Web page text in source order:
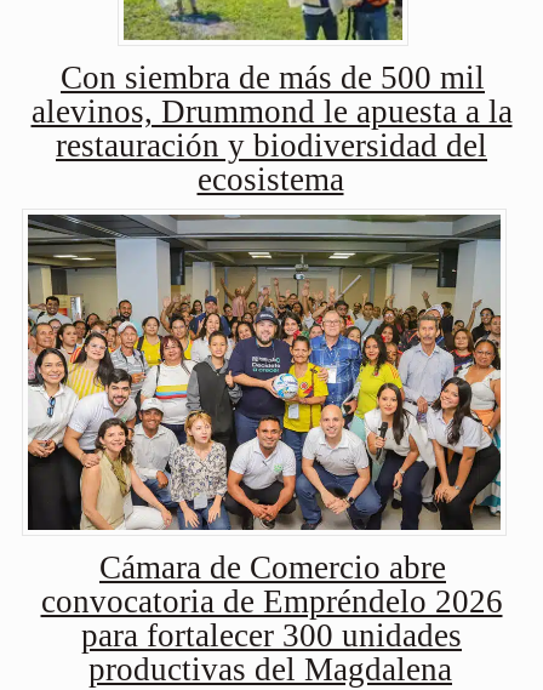
Con siembra de más de 500 mil
alevinos, Drummond le apuesta a la
restauración y biodiversidad del
ecosistema
Cámara de Comercio abre
convocatoria de Empréndelo 2026
para fortalecer 300 unidades
productivas del Magdalena